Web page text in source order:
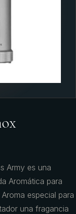
Army es una
Aromática para
especial para
una fragancia